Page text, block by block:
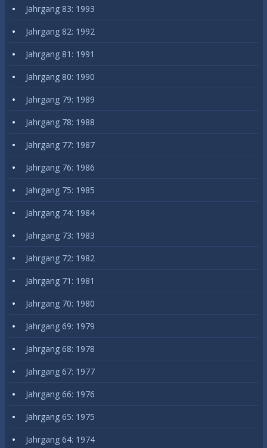
Jahrgang 83: 1993
Jahrgang 82: 1992
Jahrgang 81: 1991
Jahrgang 80: 1990
Jahrgang 79: 1989
Jahrgang 78: 1988
Jahrgang 77: 1987
Jahrgang 76: 1986
Jahrgang 75: 1985
Jahrgang 74: 1984
Jahrgang 73: 1983
Jahrgang 72: 1982
Jahrgang 71: 1981
Jahrgang 70: 1980
Jahrgang 69: 1979
Jahrgang 68: 1978
Jahrgang 67: 1977
Jahrgang 66: 1976
Jahrgang 65: 1975
Jahrgang 64: 1974